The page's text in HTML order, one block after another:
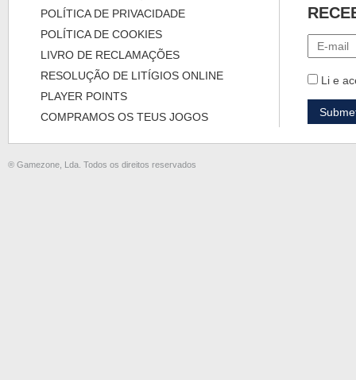
POLÍTICA DE PRIVACIDADE
POLÍTICA DE COOKIES
LIVRO DE RECLAMAÇÕES
RESOLUÇÃO DE LITÍGIOS ONLINE
PLAYER POINTS
COMPRAMOS OS TEUS JOGOS
Li e
® Gamezone, Lda. Todos os direitos reservados